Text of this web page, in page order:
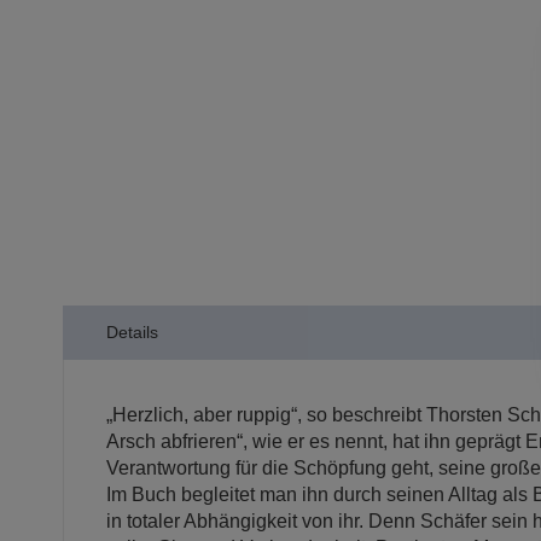
Details
„Herzlich, aber ruppig“, so beschreibt Thorsten
Arsch abfrieren“, wie er es nennt, hat ihn geprägt
Verantwortung für die Schöpfung geht, seine
Im Buch begleitet man ihn durch seinen Alltag
in totaler Abhängigkeit von ihr. Denn Schäfer sein